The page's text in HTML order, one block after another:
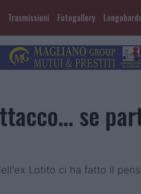
Trasmissioni Fotogallery
se
Lotito ci ha fatto il